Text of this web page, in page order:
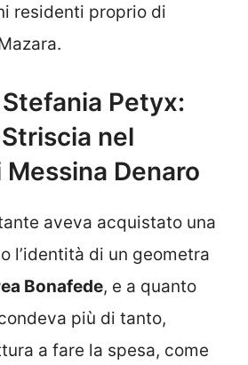
residenti proprio di
Petyx:
nel
Denaro
aveva acquistato una
l’identità di un geometra
Bonafede, e a quanto
più di tanto,
a fare la spesa, come